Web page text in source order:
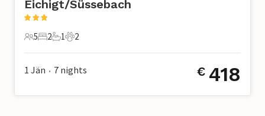
Eichigt/Süssebach
5 Gäste
5
2 Schlafzimmer
2
1 Badezimmer
1
2 Haustiere
2
1 Jän • 7 nights € 418